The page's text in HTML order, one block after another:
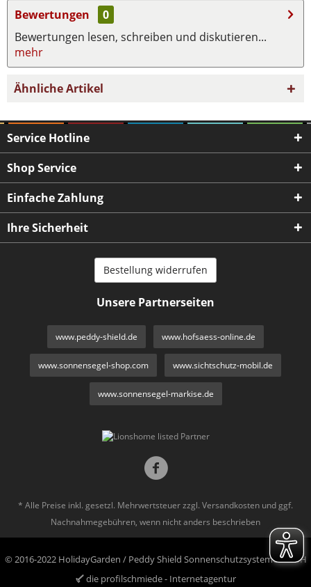
Bewertungen
0
Bewertungen lesen, schreiben und diskutieren...
mehr
Ähnliche Artikel
Service Hotline
Shop Service
Einfache Zahlung
Ihre Sicherheit
Bestellung widerrufen
Unsere Partnerseiten
www.peddy-shield.de www.hofsaess-online.de
www.sonnensegel-shop.com www.sichtschutz-mobil.de
www.sonnensegel-markise.de
* Alle Preise inkl. gesetzl. Mehrwertsteuer zzgl. Versandkosten und ggf.
Nachnahmegebühren, wenn nicht anders beschrieben
© 2016-2022 HolidayGarden / Peddy Shield Sonnenschutzsysteme GmbH
die profilschmiede - Internetagentur